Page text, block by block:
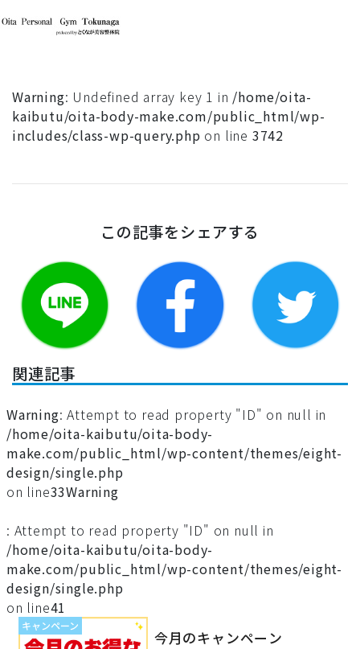
Warning: Undefined array key 1 in /home/oita-
kaibutu/oita-body-make.com/public_html/wp-
includes/class-wp-query.php on line 3742
この記事をシェアする
関連記事
Warning: Attempt to read property "ID" on null in
/home/oita-kaibutu/oita-body-
make.com/public_html/wp-content/themes/eight-
design/single.php
on line33Warning
: Attempt to read property "ID" on null in
/home/oita-kaibutu/oita-body-
make.com/public_html/wp-content/themes/eight-
design/single.php
on line41
キャンペーン
今月のキャンペーン